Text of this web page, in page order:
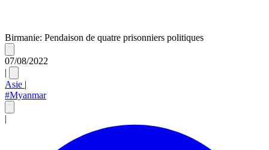
Birmanie: Pendaison de quatre prisonniers politiques
07/08/2022
|
Asie |
#Myanmar
|